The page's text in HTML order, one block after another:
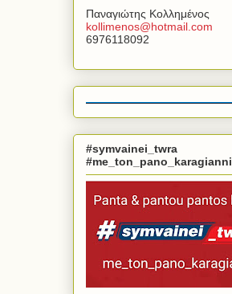
Παναγιώτης Κολλημένος
kollimenos@hotmail com
6976118092
#symvainei_twra
#me_ton_pano_karagianni